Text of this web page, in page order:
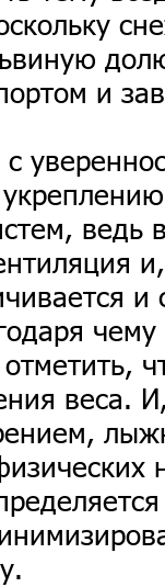
и
ведь
чему
веса.